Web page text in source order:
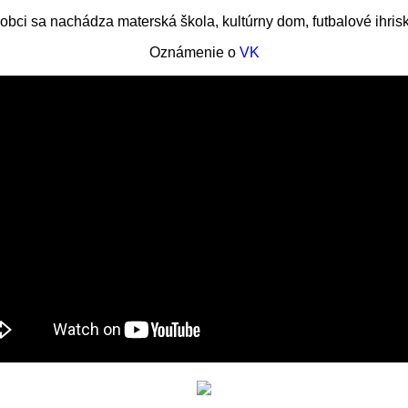
sa nachádza materská škola, kultúrny dom, futbalové
Oznámenie o VK